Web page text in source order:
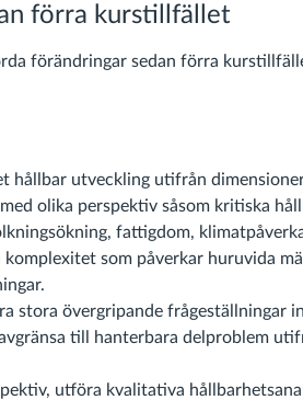
förra kurstillfället
förändringar sedan förra
hållbar utveckling utifrån
olika perspektiv såsom kritiska
fattigdom,
som påverkar huruvida
stora övergripande frågeställningar
till hanterbara delproblem
utföra kvalitativa